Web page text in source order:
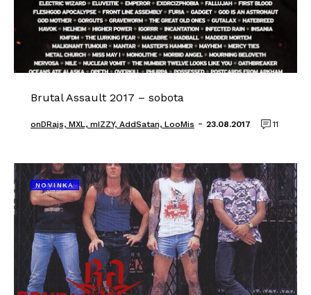
Brutal Assault 2017 – sobota
onDRajs, MXL, mIZZY, AddSatan, LooMis - 23.08.2017 11
NOVINKA